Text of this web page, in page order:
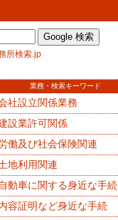
所検索.jp
業務・検索キーワード
社設立関係業務
設業許可関係
働及び社会保険関連
地利用関連
自動車に関する身近な手続
容証明など身近な手続